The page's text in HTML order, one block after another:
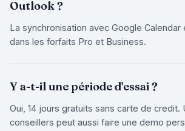
Outlook ?
La synchronisation avec Google Calendar
dans les forfaits Pro et Business.
Y a-t-il une période d'essai ?
Oui, 14 jours gratuits sans carte de credit.
conseillers peut aussi faire une demo